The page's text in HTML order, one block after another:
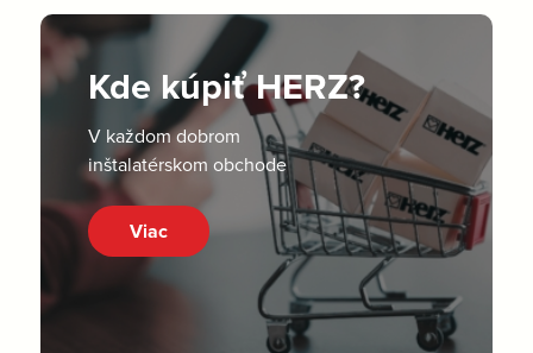
Kde kúpiť HERZ?
V každom dobrom
inštalatérskom obchode
Viac